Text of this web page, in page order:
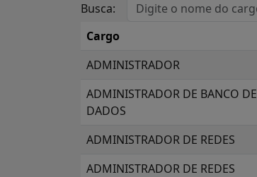
Busca:
Cargo
ADMINISTRADOR
ADMINISTRADOR DE BANCO DE
DADOS
ADMINISTRADOR DE REDES
ADMINISTRADOR DE REDES